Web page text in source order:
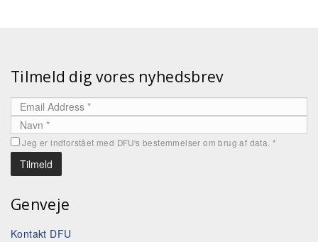
Tilmeld dig vores nyhedsbrev
Jeg er indforstået med DFU's bestemmelser om brug af data.*
Genveje
Kontakt DFU